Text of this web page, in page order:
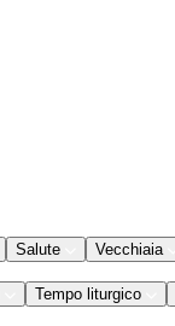
Salute Vecchiaia
Tempo liturgico